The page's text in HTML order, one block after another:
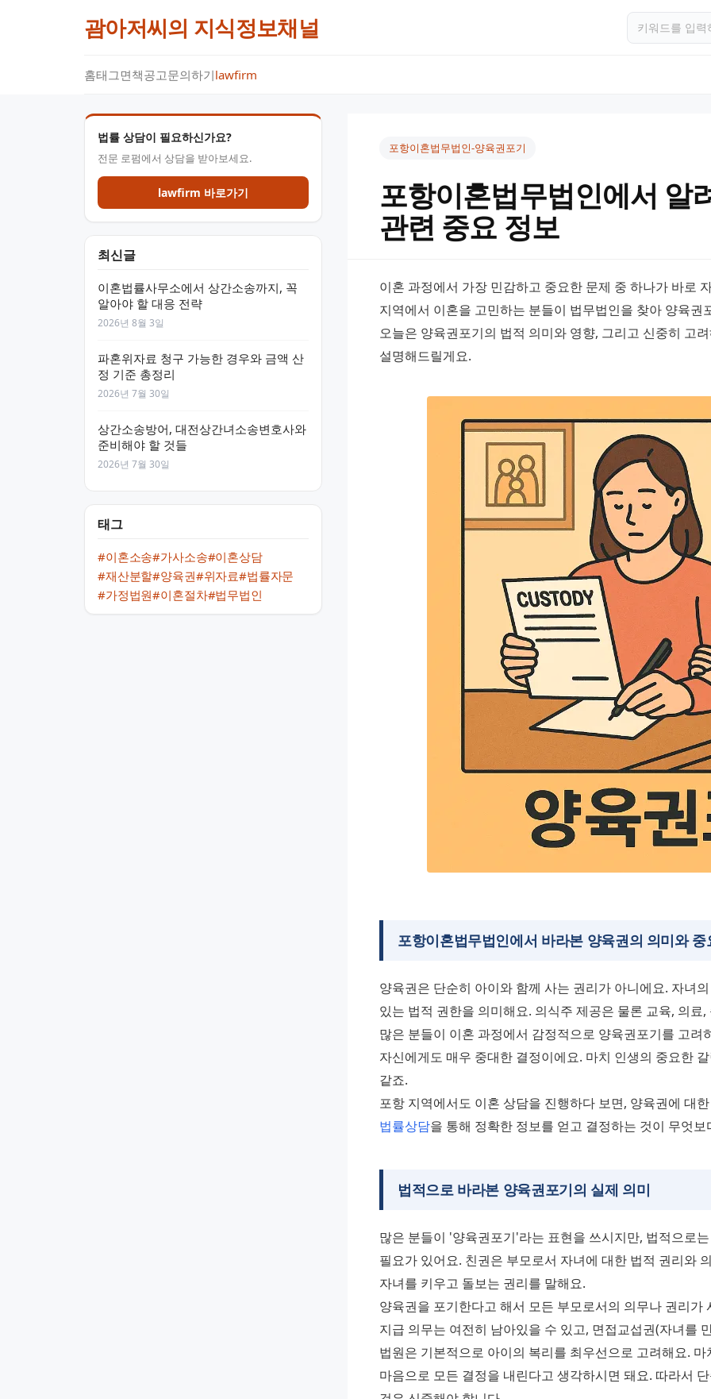
괌아저씨의 지식정보채널
홈태그면책공고문의하기lawfirm
법률 상담이 필요하신가요?
전문 로펌에서 상담을 받아보세요.
lawfirm 바로가기
최신글
이혼법률사무소에서 상간소송까지, 꼭
알아야 할 대응 전략
2026년 8월 3일
파혼위자료 청구 가능한 경우와 금액 산
정 기준 총정리
2026년 7월 30일
상간소송방어, 대전상간녀소송변호사와
준비해야 할 것들
2026년 7월 30일
태그
#이혼소송#가사소송#이혼상담
#재산분할#양육권#위자료#법률자문
#가정법원#이혼절차#법무법인
포항이혼법무법인-양육권포기
포항이혼법무법인에서 알
관련 중요 정보
이혼 과정에서 가장 민감하고 중요한 문제 중 하나가 바로
지역에서 이혼을 고민하는 분들이 법무법인을 찾아 양육
오늘은 양육권포기의 법적 의미와 영향, 그리고 신중히 고
설명해드릴게요.
포항이혼법무법인에서 바라본 양육권의 의미와 중
양육권은 단순히 아이와 함께 사는 권리가 아니에요. 자녀
있는 법적 권한을 의미해요. 의식주 제공은 물론 교육, 의
많은 분들이 이혼 과정에서 감정적으로 양육권포기를 고
자신에게도 매우 중대한 결정이에요. 마치 인생의 중요한
같죠.
법률상담을 통해 정확한 정보를 얻고 결정하는 것이 무엇
법적으로 바라본 양육권포기의 실제 의미
많은 분들이 '양육권포기'라는 표현을 쓰시지만, 법적으로
필요가 있어요. 친권은 부모로서 자녀에 대한 법적 권리와
자녀를 키우고 돌보는 권리를 말해요.
양육권을 포기한다고 해서 모든 부모로서의 의무나 권리
지급 의무는 여전히 남아있을 수 있고, 면접교섭권(자녀를
법원은 기본적으로 아이의 복리를 최우선으로 고려해요.
마음으로 모든 결정을 내린다고 생각하시면 돼요. 따라서